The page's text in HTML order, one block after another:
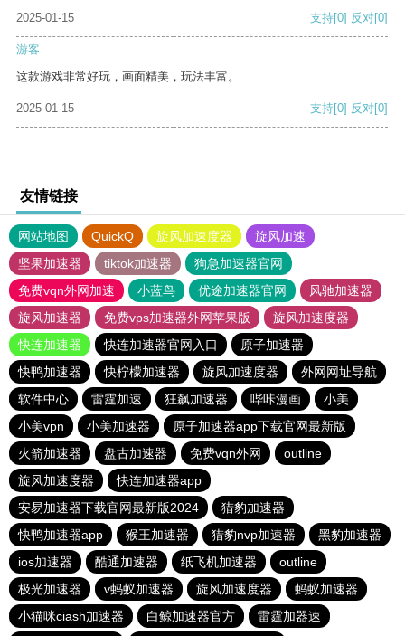
2025-01-15
支持[0] 反对[0]
游客
这款游戏非常好玩，画面精美，玩法丰富。
2025-01-15 支持[0] 反对[0]
友情链接
网站地图 QuickQ 旋风加速度器
旋风加速
坚果加速器
tiktok加速器
狗急加速器官网
免费vqn外网加速
小蓝鸟 优途加速器官网
风驰加速器
旋风加速器
免费vps加速器外网苹果版
旋风加速度器
快连加速器
快连加速器官网入口
原子加速器
快鸭加速器
快柠檬加速器 旋风加速度器
外网网址导航
软件中心
雷霆加速 狂飙加速器 哔咔漫画
小美
小美vpn
小美加速器
原子加速器app下载官网最新版
火箭加速器
盘古加速器 免费vqn外网
outline
旋风加速度器
快连加速器app
安易加速器下载官网最新版2024
猎豹加速器
快鸭加速器app
猴王加速器 猎豹nvp加速器
黑豹加速器
ios加速器
酷通加速器 纸飞机加速器
outline
极光加速器
v蚂蚁加速器 旋风加速度器
蚂蚁加速器
小猫咪ciash加速器
白鲸加速器官方 雷霆加器速